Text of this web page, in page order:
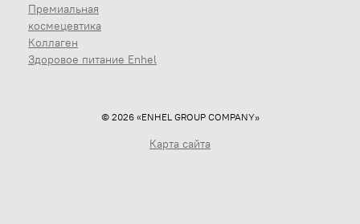
Премиальная
космецевтика
Коллаген
Здоровое питание Enhel
© 2026 «ENHEL GROUP COMPANY»
Карта сайта